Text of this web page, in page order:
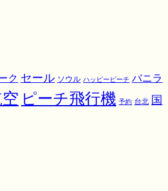
ク セール ソウル ハッピーピーチ バニラ
ピーチ飛行機 予約 台北 国